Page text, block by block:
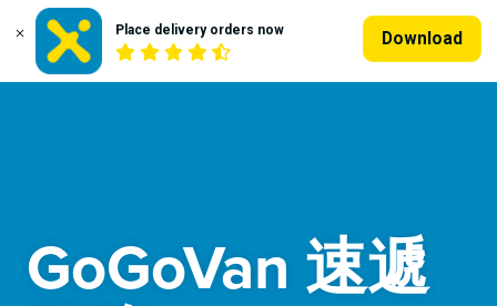
Place delivery orders now Download
GoGoVan 速遞